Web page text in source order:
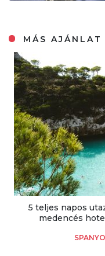
MÁS AJÁNLAT
5 teljes napos
medencés